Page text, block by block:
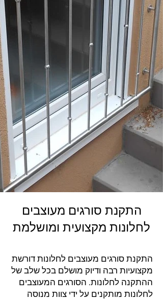
התקנת סורגים מעוצבים
לחלונות מקצועית ומושלמת
התקנת סורגים מעוצבים לחלונות דורשת
מקצועיות רבה ודיוק מושלם בכל שלב של
ההתקנה לחלונות. הסורגים המעוצבים
לחלונות מותקנים על ידי צוות מנוסה